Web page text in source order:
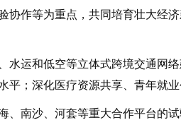
作等为重点，共同培育壮大经
运和低空等立体式跨境交通网
；深化医疗资源共享、青年就
南沙、河套等重大合作平台的